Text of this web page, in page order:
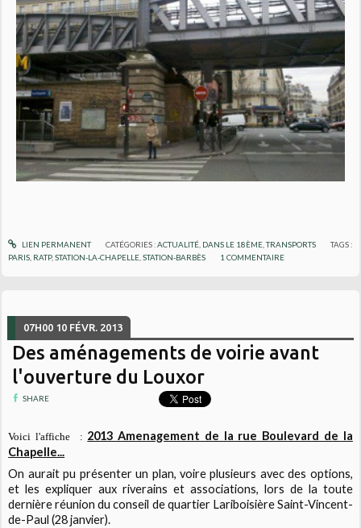
LIEN PERMANENT CATÉGORIES :ACTUALITÉ, DANS LE 18ÈME,TRANSPORTS
TAGS :
PARIS RATP,STATION-LA-CHAPELLE ,STATION-BARBÈS 1 COMMENTAIRE
07H00 10 FÉVR. 2013
Des aménagements de voirie avant
l'ouverture du Louxor
SHARE
Voici l'affiche : 2013 Amenagement de la rue Boulevard de la
Chapelle...
On aurait pu présenter un plan, voire plusieurs avec des options,
et les expliquer aux riverains et associations, lors de la toute
dernière réunion du conseil de quartier Lariboisière Saint-Vincent-
de-Paul (28 janvier).